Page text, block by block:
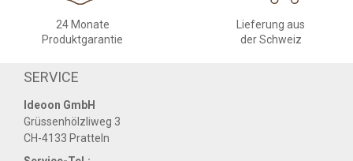
24 Monate
Produktgarantie
Lieferung aus
der Schweiz
SERVICE
Ideoon GmbH
Grüssenhölzliweg 3
CH-4133 Pratteln